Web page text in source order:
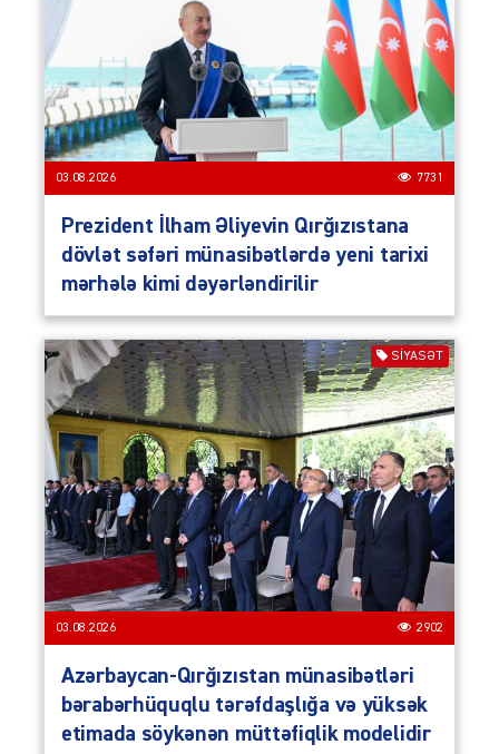
03.08.2026 7731
Prezident İlham Əliyevin Qırğızıstana
dövlət səfəri münasibətlərdə yeni tarixi
mərhələ kimi dəyərləndirilir
SIYASƏT
03.08.2026 2902
Azərbaycan-Qırğızıstan münasibətləri
bərabərhüquqlu tərəfdaşlığa və yüksək
etimada söykənən müttəfiqlik modelidir